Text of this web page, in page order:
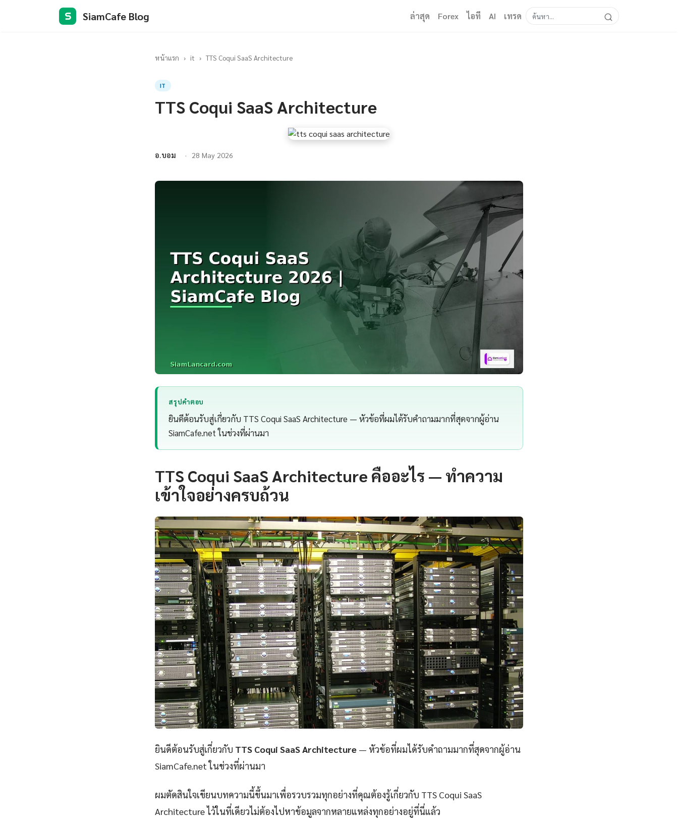
S SiamCafe Blog ล่าสุด Forex ไอที AI เทรด
หน้าแรก › it › TTS Coqui SaaS Architecture
IT
TTS Coqui SaaS Architecture
อ.บอม 28 May 2026
สรุปคำตอบ
ยินดีต้อนรับสู่เกี่ยวกับ TTS Coqui SaaS Architecture — หัวข้อที่ผมได้รับคำถามมากที่สุดจากผู้อ่าน
SiamCafe.net ในช่วงที่ผ่านมา
TTS Coqui SaaS Architecture คืออะไร — ทำความ
เข้าใจอย่างครบถ้วน
ยินดีต้อนรับสู่เกี่ยวกับ TTS Coqui SaaS Architecture — หัวข้อที่ผมได้รับคำถามมากที่สุดจากผู้อ่าน
SiamCafe.net ในช่วงที่ผ่านมา
ผมตัดสินใจเขียนบทความนี้ขึ้นมาเพื่อรวบรวมทุกอย่างที่คุณต้องรู้เกี่ยวกับ TTS Coqui SaaS
Architecture ไว้ในที่เดียวไม่ต้องไปหาข้อมูลจากหลายแหล่งทุกอย่างอยู่ที่นี่แล้ว